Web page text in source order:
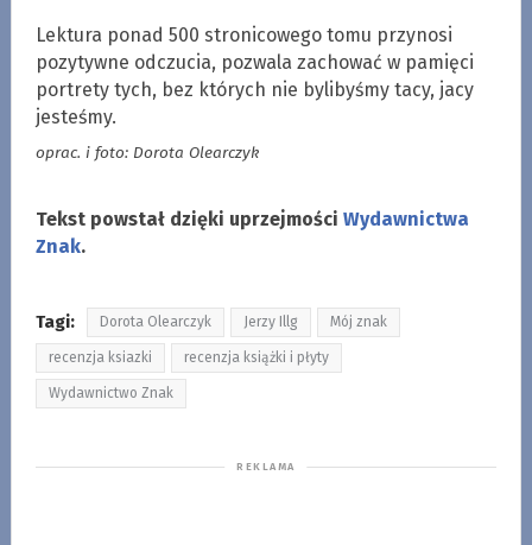
Lektura ponad 500 stronicowego tomu przynosi
pozytywne odczucia, pozwala zachować w pamięci
portrety tych, bez których nie bylibyśmy tacy, jacy
jesteśmy.
oprac. i foto: Dorota Olearczyk
Tekst powstał dzięki uprzejmości Wydawnictwa
Znak.
Tagi: Dorota Olearczyk Jerzy Illg Mój znak
recenzja ksiazki recenzja książki i płyty
Wydawnictwo Znak